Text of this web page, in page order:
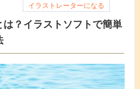
イラストレーターになる
は？イラストソフトで簡単